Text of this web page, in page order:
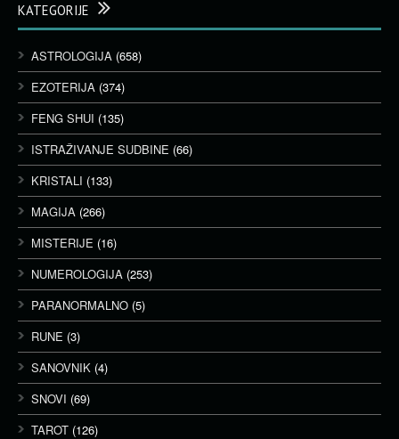
KATEGORIJE
ASTROLOGIJA (658)
EZOTERIJA (374)
FENG SHUI (135)
ISTRAŽIVANJE SUDBINE (66)
KRISTALI (133)
MAGIJA (266)
MISTERIJE (16)
NUMEROLOGIJA (253)
PARANORMALNO (5)
RUNE (3)
SANOVNIK (4)
SNOVI (69)
TAROT (126)